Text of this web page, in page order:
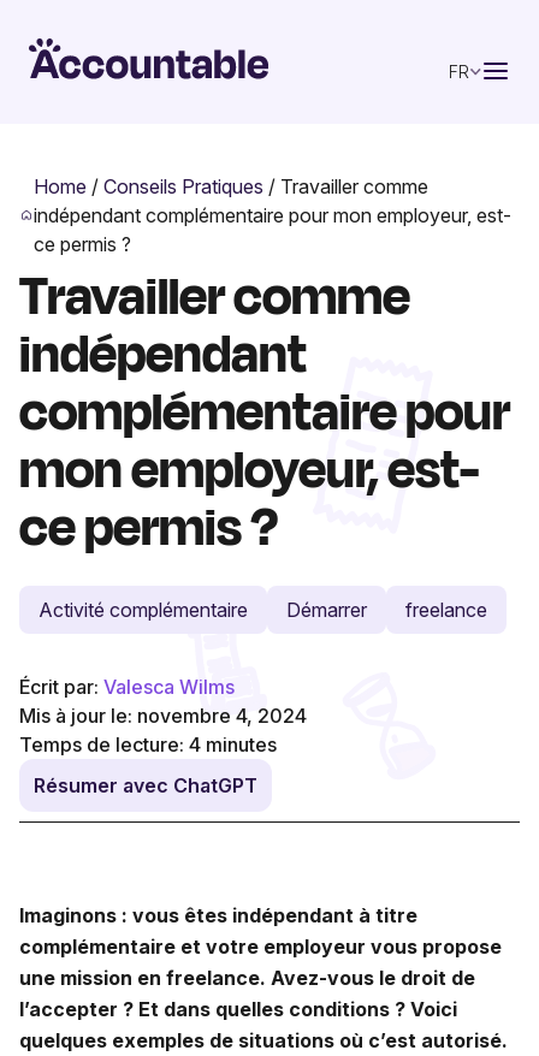
FR
Home / Conseils Pratiques / Travailler comme
indépendant complémentaire pour mon employeur, est-
ce permis ?
Travailler comme
indépendant
complémentaire pour
mon employeur, est-
ce permis ?
Activité complémentaire Démarrer freelance
Écrit par: Valesca Wilms
Mis à jour le: novembre 4, 2024
Temps de lecture: 4 minutes
Résumer avec ChatGPT
Imaginons : vous êtes indépendant à titre
complémentaire et votre employeur vous propose
une mission en freelance. Avez-vous le droit de
l’accepter ? Et dans quelles conditions ? Voici
quelques exemples de situations où c’est autorisé.